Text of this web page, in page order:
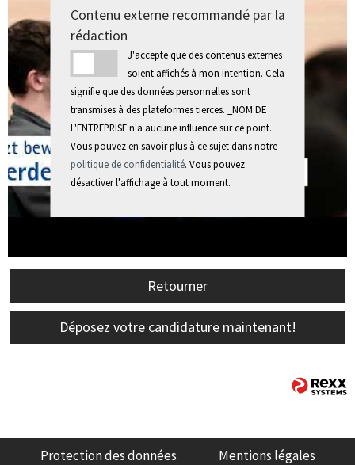
Contenu externe recommandé par la
rédaction
J'accepte que des contenus externes
soient affichés à mon intention. Cela
signifie que des données personnelles sont
transmises à des plateformes tierces. _NOM DE
L'ENTREPRISE n'a aucune influence sur ce point.
Vous pouvez en savoir plus à ce sujet dans notre
politique de confidentialité. Vous pouvez
désactiver l'affichage à tout moment.
Retourner
Déposez votre candidature maintenant!
Protection des données Mentions légales